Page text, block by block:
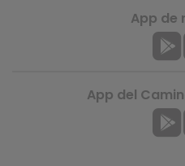
App de
App del